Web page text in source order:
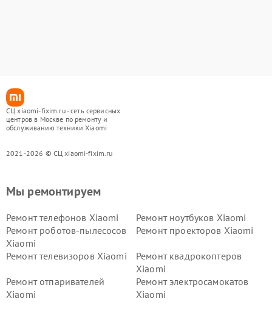
СЦ xiaomi-fixim.ru - сеть сервисных
центров в Москве по ремонту и
обслуживанию техники Xiaomi
2021-2026 © СЦ xiaomi-fixim.ru
Мы ремонтируем
Ремонт телефонов Xiaomi
Ремонт ноутбуков Xiaomi
Ремонт роботов-пылесосов
Xiaomi
Ремонт проекторов Xiaomi
Ремонт телевизоров Xiaomi
Ремонт квадрокоптеров
Xiaomi
Ремонт отпаривателей
Xiaomi
Ремонт электросамокатов
Xiaomi